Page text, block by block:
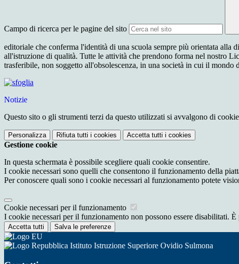
Campo di ricerca per le pagine del sito
editoriale che conferma l'identità di una scuola sempre più orientata
all'istruzione di qualità. Tutte le attività che prendono forma nel nostro
trasferibile, non soggetto all'obsolescenza, in una società in cui il
Notizie
Questo sito o gli strumenti terzi da questo utilizzati si avvalgono di
Personalizza Rifiuta tutti i cookies Accetta tutti i cookies
Gestione cookie
In questa schermata è possibile scegliere quali cookie consentire.
I cookie necessari sono quelli che consentono il funzionamento della
Per conoscere quali sono i cookie necessari al funzionamento potete
Cookie necessari per il funzionamento
I cookie necessari per il funzionamento non possono essere disabilitati.
Accetta tutti Salva le preferenze
Istituto Istruzione Superiore Ovidio Sulmona